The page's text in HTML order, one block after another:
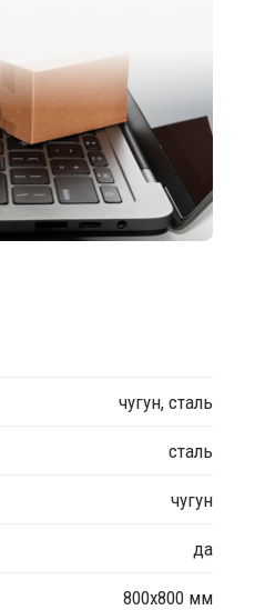
чугун, сталь
сталь
чугун
да
800х800 мм